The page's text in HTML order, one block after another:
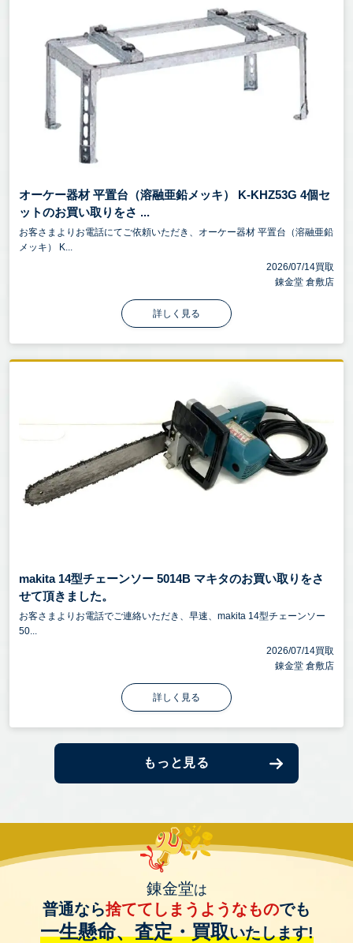
オーケー器材 平置台（溶融亜鉛メッキ） K-KHZ53G 4個セ
ットのお買い取りをさ ...
お客さまよりお電話にてご依頼いただき、オーケー器材 平置台（溶融亜鉛
メッキ） K...
2026/07/14買取
錬金堂 倉敷店
詳しく見る
makita 14型チェーンソー 5014B マキタのお買い取りをさ
せて頂きました。
お客さまよりお電話でご連絡いただき、早速、makita 14型チェーンソー
50...
2026/07/14買取
錬金堂 倉敷店
詳しく見る
もっと見る
錬金堂は
普通なら捨ててしまうようなものでも
一生懸命、査定・買取いたします!